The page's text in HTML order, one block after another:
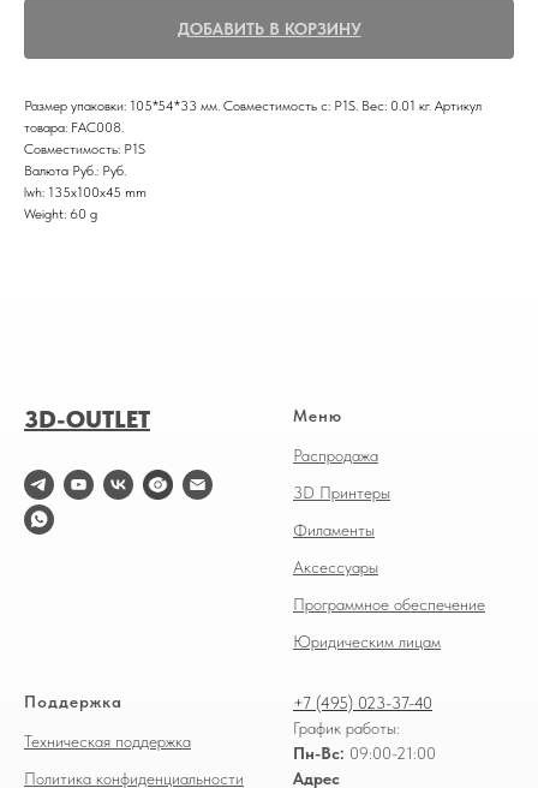
ДОБАВИТЬ В КОРЗИНУ
Размер упаковки: 105*54*33 мм. Совместимость с: P1S. Вес: 0.01 кг. Артикул
товара: FAC008.
Совместимость: P1S
Валюта Руб.: Руб.
lwh: 135x100x45 mm
Weight: 60 g
3D-OUTLET Меню
Распродажа
3D Принтеры
Филаменты
Аксессуары
Программное обеспечение
Юридическим лицам
Поддержка
Техническая поддержка
Политика конфиденциальности
+7 (495) 023-37-40
График работы:
Пн-Вс: 09:00-21:00
Адрес